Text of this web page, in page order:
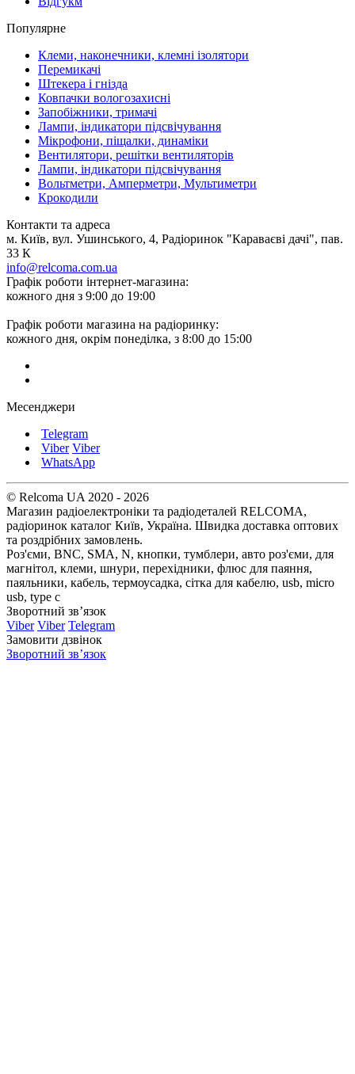
Популярне
Клеми, наконечники, клемні ізолятори
Перемикачі
Штекера і гнізда
Ковпачки вологозахисні
Запобіжники, тримачі
Лампи, індикатори підсвічування
Мікрофони, піщалки, динаміки
Вентилятори, решітки вентиляторів
Лампи, індикатори підсвічування
Вольтметри, Амперметри, Мультиметри
Крокодили
Контакти та адреса
м. Київ, вул. Ушинського, 4, Радіоринок "Караваєві дачі", пав.
33 К
info@relcoma.com.ua
Графік роботи інтернет-магазина:
кожного дня з 9:00 до 19:00
Графік роботи магазина на радіоринку:
кожного дня, окрім понеділка, з 8:00 до 15:00
Месенджери
Telegram
Viber Viber
WhatsApp
© Relcoma UA 2020 - 2026
Магазин радіоелектроніки та радіодеталей RELCOMA,
радіоринок каталог Київ, Україна. Швидка доставка оптових
та роздрібних замовлень.
Роз'єми, BNC, SMA, N, кнопки, тумблери, авто роз'єми, для
магнітол, клеми, шнури, перехідники, флюс для паяння,
паяльники, кабель, термоусадка, сітка для кабелю, usb, micro
usb, type c
Зворотний зв’язок
Viber Viber Telegram
Замовити дзвінок
Зворотний зв’язок